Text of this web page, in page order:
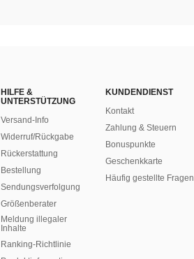
HILFE &
UNTERSTÜTZUNG
Versand-Info
Widerruf/Rückgabe
Rückerstattung
Bestellung
Sendungsverfolgung
Größenberater
Meldung illegaler
Inhalte
Ranking-Richtlinie
KUNDENDIENST
Kontakt
Zahlung & Steuern
Bonuspunkte
Geschenkkarte
Häufig gestellte Fragen